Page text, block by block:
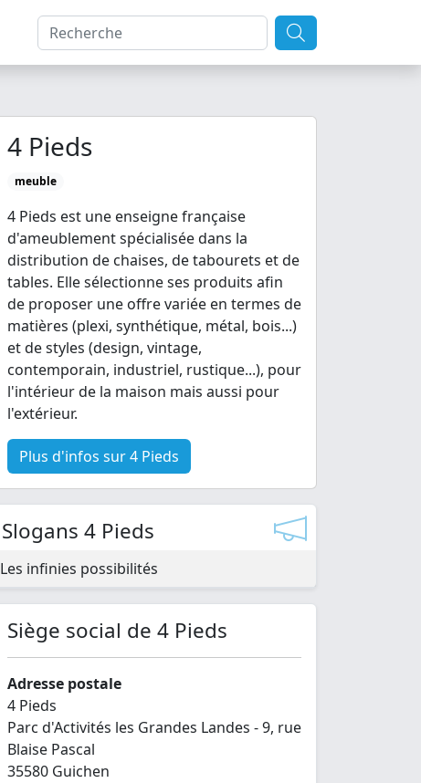
4 Pieds
meuble
4 Pieds est une enseigne française
d'ameublement spécialisée dans la
distribution de chaises, de tabourets et de
tables. Elle sélectionne ses produits afin
de proposer une offre variée en termes de
matières (plexi, synthétique, métal, bois...)
et de styles (design, vintage,
contemporain, industriel, rustique...), pour
l'intérieur de la maison mais aussi pour
l'extérieur.
Plus d'infos sur 4 Pieds
Slogans 4 Pieds
Les infinies possibilités
Siège social de 4 Pieds
Adresse postale
4 Pieds
Parc d'Activités les Grandes Landes - 9, rue
Blaise Pascal
35580 Guichen